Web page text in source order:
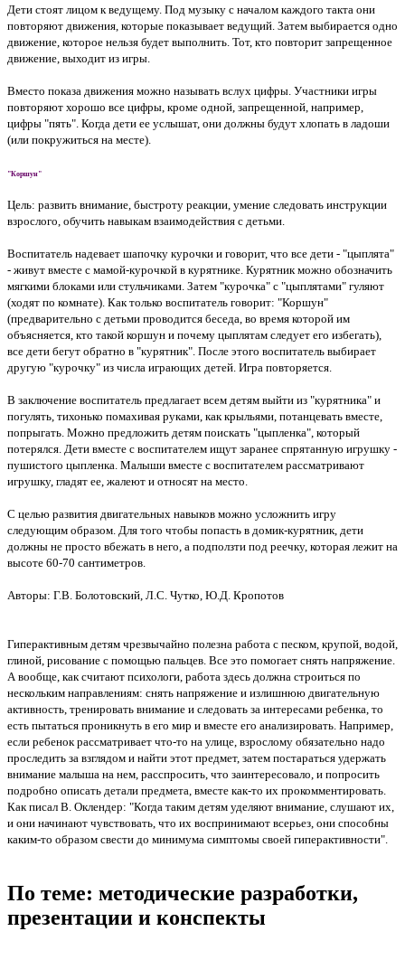
Дети стоят лицом к ведущему. Под музыку с началом каждого такта они
повторяют движения, которые показывает ведущий. Затем выбирается одно
движение, которое нельзя будет выполнить. Тот, кто повторит запрещенное
движение, выходит из игры.
Вместо показа движения можно называть вслух цифры. Участники игры
повторяют хорошо все цифры, кроме одной, запрещенной, например,
цифры "пять". Когда дети ее услышат, они должны будут хлопать в ладоши
(или покружиться на месте).
"Коршун"
Цель: развить внимание, быстроту реакции, умение следовать инструкции
взрослого, обучить навыкам взаимодействия с детьми.
Воспитатель надевает шапочку курочки и говорит, что все дети - "цыплята"
- живут вместе с мамой-курочкой в курятнике. Курятник можно обозначить
мягкими блоками или стульчиками. Затем "курочка" с "цыплятами" гуляют
(ходят по комнате). Как только воспитатель говорит: "Коршун"
(предварительно с детьми проводится беседа, во время которой им
объясняется, кто такой коршун и почему цыплятам следует его избегать),
все дети бегут обратно в "курятник". После этого воспитатель выбирает
другую "курочку" из числа играющих детей. Игра повторяется.
В заключение воспитатель предлагает всем детям выйти из "курятника" и
погулять, тихонько помахивая руками, как крыльями, потанцевать вместе,
попрыгать. Можно предложить детям поискать "цыпленка", который
потерялся. Дети вместе с воспитателем ищут заранее спрятанную игрушку -
пушистого цыпленка. Малыши вместе с воспитателем рассматривают
игрушку, гладят ее, жалеют и относят на место.
С целью развития двигательных навыков можно усложнить игру
следующим образом. Для того чтобы попасть в домик-курятник, дети
должны не просто вбежать в него, а подползти под реечку, которая лежит на
высоте 60-70 сантиметров.
Авторы: Г.В. Болотовский, Л.С. Чутко, Ю.Д. Кропотов
Гиперактивным детям чрезвычайно полезна работа с песком, крупой, водой,
глиной, рисование с помощью пальцев. Все это помогает снять напряжение.
А вообще, как считают психологи, работа здесь должна строиться по
нескольким направлениям: снять напряжение и излишнюю двигательную
активность, тренировать внимание и следовать за интересами ребенка, то
есть пытаться проникнуть в его мир и вместе его анализировать. Например,
если ребенок рассматривает что-то на улице, взрослому обязательно надо
проследить за взглядом и найти этот предмет, затем постараться удержать
внимание малыша на нем, расспросить, что заинтересовало, и попросить
подробно описать детали предмета, вместе как-то их прокомментировать.
Как писал В. Оклендер: "Когда таким детям уделяют внимание, слушают их,
и они начинают чувствовать, что их воспринимают всерьез, они способны
каким-то образом свести до минимума симптомы своей гиперактивности".
По теме: методические разработки,
презентации и конспекты